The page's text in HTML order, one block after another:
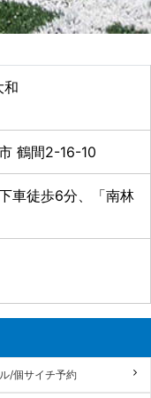
和
鶴間2-16-10
車徒歩6分、「南林
/個サイチ予約